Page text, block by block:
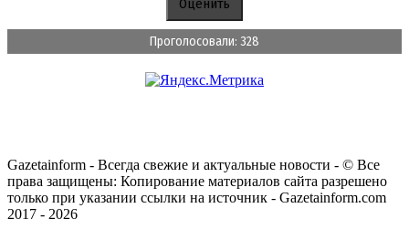
Проголосовали: 328
Gazetainform - Всегда свежие и актуальные новости - © Все
права защищены: Копирование материалов сайта разрешено
только при указании ссылки на источник - Gazetainform.com
2017 - 2026